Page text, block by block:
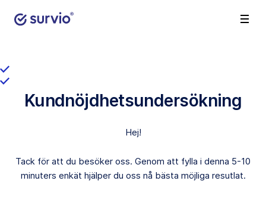
Kundnöjdhetsundersökning
Hej!
Tack för att du besöker oss. Genom att fylla i denna 5-10
minuters enkät hjälper du oss nå bästa möjliga resutlat.